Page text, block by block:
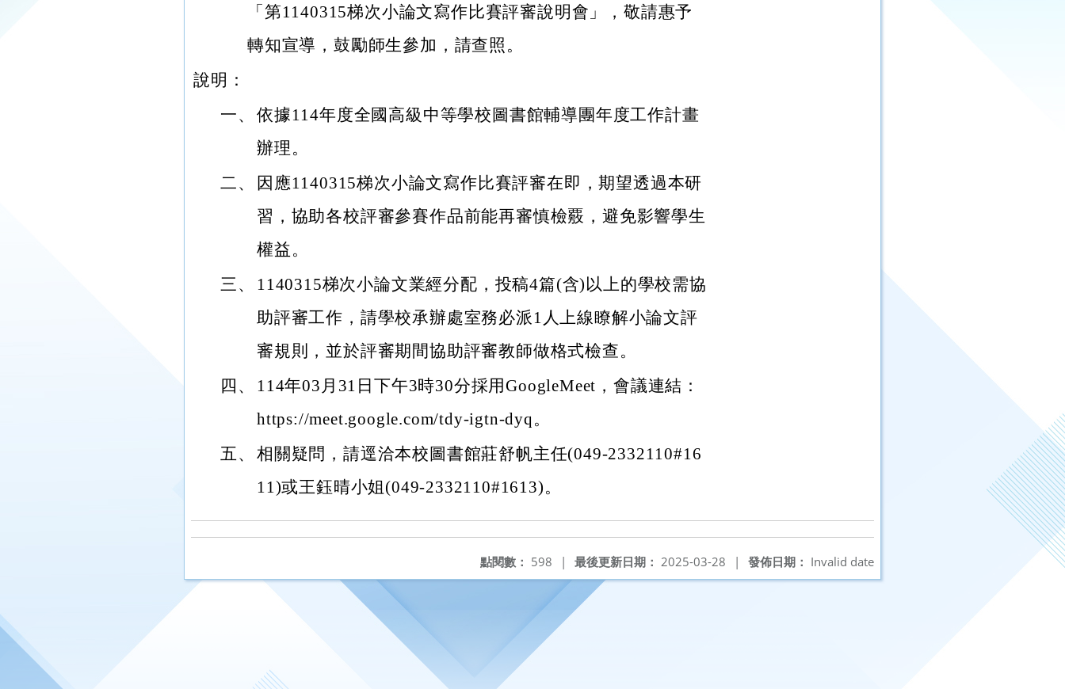
「第1140315梯次小論文寫作比賽評審說明會」，敬請惠予
轉知宣導，鼓勵師生參加，請查照。
說明：
一、 依據114年度全國高級中等學校圖書館輔導團年度工作計畫
辦理。
二、
因應1140315梯次小論文寫作比賽評審在即，期望透過本研
習，協助各校評審參賽作品前能再審慎檢覈，避免影響學生
權益。
三、
1140315梯次小論文業經分配，投稿4篇(含)以上的學校需協
助評審工作，請學校承辦處室務必派1人上線瞭解小論文評
審規則，並於評審期間協助評審教師做格式檢查。
四、
114年03月31日下午3時30分採用GoogleMeet，會議連結：
https://meet.google.com/tdy-igtn-dyq。
五、 相關疑問，請逕洽本校圖書館莊舒帆主任(049-2332110#16
11)或王鈺晴小姐(049-2332110#1613)。
發佈日期： Invalid date
最後更新日期： 2025-03-28 |
點閱數： 598 |